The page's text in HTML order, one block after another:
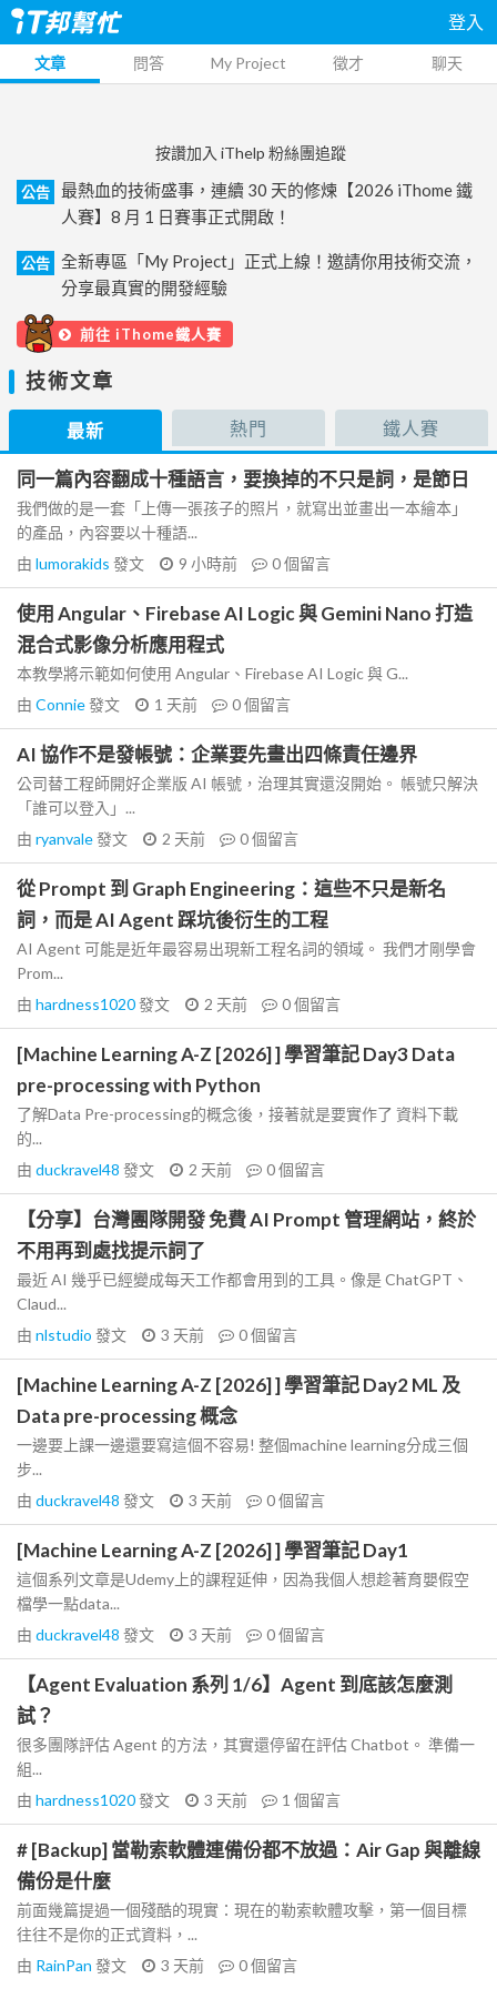
登入
文章 問答 My Project 徵才 聊天
按讚加入 iThelp 粉絲團追蹤
公告
最熱血的技術盛事，連續 30 天的修煉【2026 iThome 鐵
人賽】8 月 1 日賽事正式開啟！
公告
全新專區「My Project」正式上線！邀請你用技術交流，
分享最真實的開發經驗
前往 iThome鐵人賽
技術文章
最新 熱門 鐵人賽
同一篇內容翻成十種語言，要換掉的不只是詞，是節日
我們做的是一套「上傳一張孩子的照片，就寫出並畫出一本繪本」
的產品，內容要以十種語...
由 lumorakids 發文 9 小時前 0個留言
使用 Angular、Firebase AI Logic 與 Gemini Nano 打造
混合式影像分析應用程式
本教學將示範如何使用 Angular、Firebase AI Logic 與 G...
由 Connie發文 1 天前 0個留言
AI 協作不是發帳號：企業要先畫出四條責任邊界
公司替工程師開好企業版 AI 帳號，治理其實還沒開始。 帳號只解決
「誰可以登入」...
由 ryanvale發文 2 天前 0個留言
從 Prompt 到 Graph Engineering：這些不只是新名
詞，而是 AI Agent 踩坑後衍生的工程
AI Agent 可能是近年最容易出現新工程名詞的領域。 我們才剛學會
Prom...
由 hardness1020發文 2 天前 0個留言
[Machine Learning A-Z [2026] ] 學習筆記 Day3 Data
pre-processing with Python
了解Data Pre-processing的概念後，接著就是要實作了 資料下載
的...
由 duckravel48 發文 2 天前 0個留言
【分享】台灣團隊開發 免費 AI Prompt 管理網站，終於
不用再到處找提示詞了
最近 AI 幾乎已經變成每天工作都會用到的工具。像是 ChatGPT、
Claud...
由 nlstudio 發文 3 天前 0個留言
[Machine Learning A-Z [2026] ] 學習筆記 Day2 ML 及
Data pre-processing 概念
一邊要上課一邊還要寫這個不容易! 整個machine learning分成三個
步...
由 duckravel48 發文 3 天前 0個留言
[Machine Learning A-Z [2026] ] 學習筆記 Day1
這個系列文章是Udemy上的課程延伸，因為我個人想趁著育嬰假空
檔學一點data...
由 duckravel48 發文 3 天前 0個留言
【Agent Evaluation 系列 1/6】Agent 到底該怎麼測
試？
很多團隊評估 Agent 的方法，其實還停留在評估 Chatbot。 準備一
組...
由 hardness1020發文 3 天前 1 個留言
# [Backup] 當勒索軟體連備份都不放過：Air Gap 與離線
備份是什麼
前面幾篇提過一個殘酷的現實：現在的勒索軟體攻擊，第一個目標
往往不是你的正式資料，...
由 RainPan 發文 3 天前 0個留言